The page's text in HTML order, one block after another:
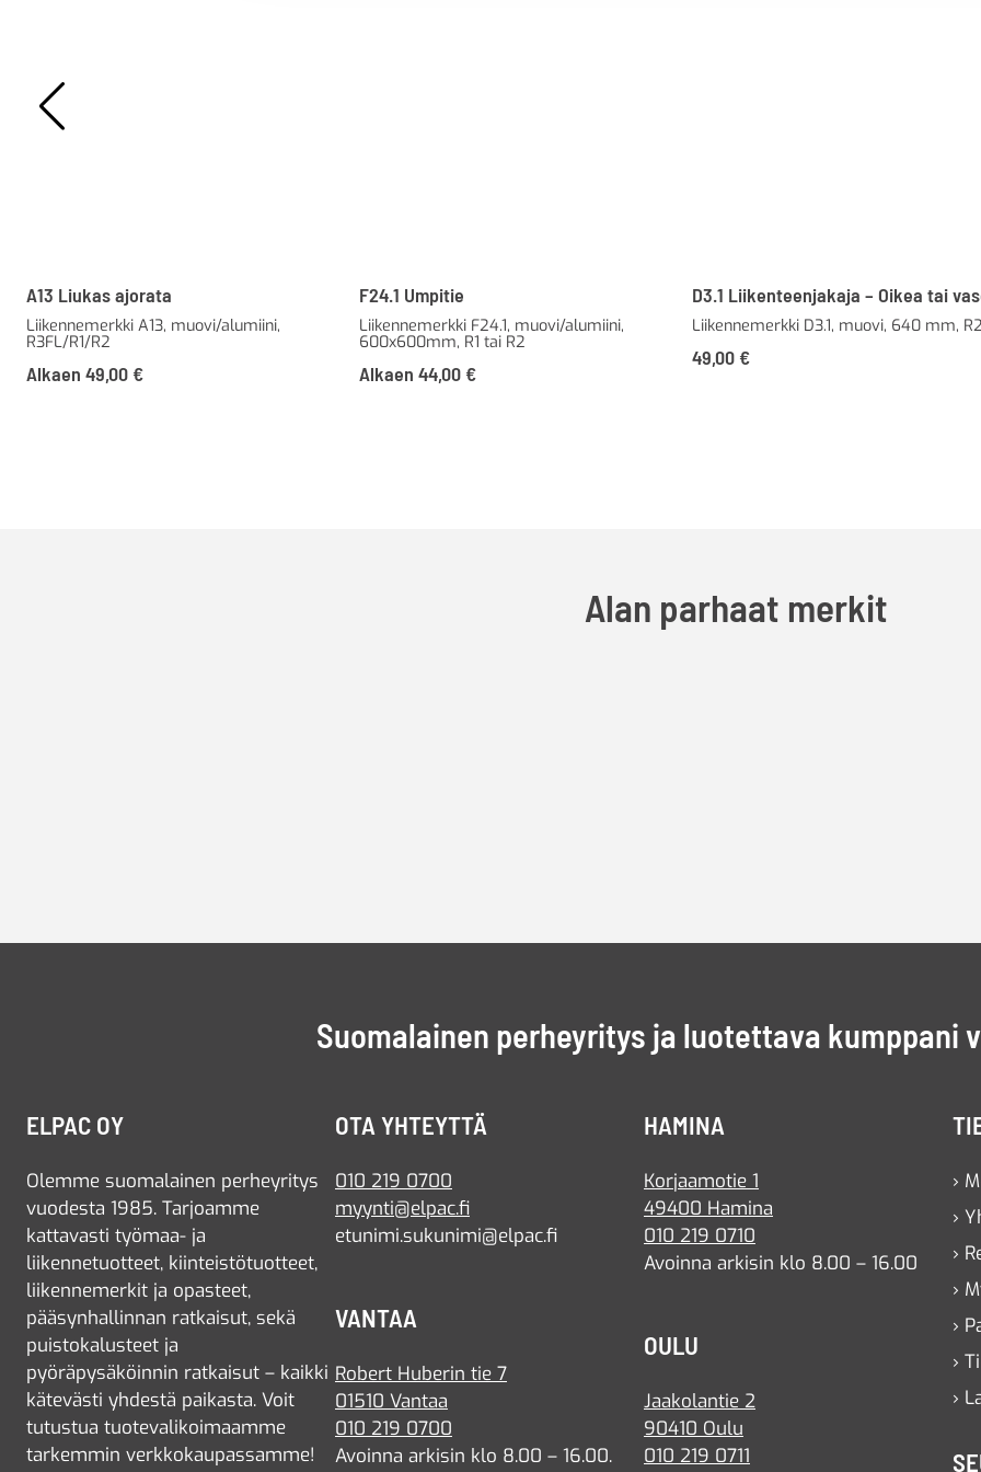
A13 Liukas ajorata
Liikennemerkki A13, muovi/alumiini,
R3FL/R1/R2
Alkaen 49,00 €
F24.1 Umpitie
Liikennemerkki F24.1, muovi/alumiini,
600x600mm, R1 tai R2
Alkaen 44,00 €
D3.1 Liikenteenjakaja – Oikea tai
Liikennemerkki D3.1, muovi, 640 mm,
49,00 €
Alan parhaat merkit
Suomalainen perheyritys ja luotettava kumppani
ELPAC OY
Olemme suomalainen perheyritys
vuodesta 1985. Tarjoamme
kattavasti työmaa- ja
liikennetuotteet, kiinteistötuotteet,
liikennemerkit ja opasteet,
pääsynhallinnan ratkaisut, sekä
puistokalusteet ja
pyöräpysäköinnin ratkaisut – kaikki
kätevästi yhdestä paikasta. Voit
tutustua tuotevalikoimaamme
tarkemmin verkkokaupassamme!
OTA YHTEYTTÄ
010 219 0700
myynti@elpac.fi
etunimi.sukunimi@elpac.fi
VANTAA
Robert Huberin tie 7
01510 Vantaa
010 219 0700
Avoinna arkisin klo 8.00 – 16.00.
HAMINA
Korjaamotie 1
49400 Hamina
010 219 0710
Avoinna arkisin klo 8.00 – 16.00
OULU
Jaakolantie 2
90410 Oulu
010 219 0711
›
›
›
›
›
›
›